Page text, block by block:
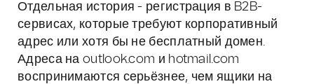
Отдельная история - регистрация в B2B-
сервисах, которые требуют корпоративный
адрес или хотя бы не бесплатный домен.
Адреса на outlook.com и hotmail.com
воспринимаются серьёзнее, чем ящики на